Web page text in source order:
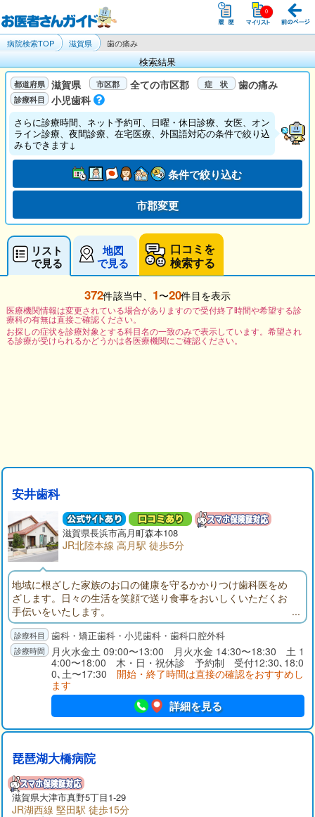
病院検索TOP 滋賀県 歯の痛み
検索結果
滋賀県 全ての市区郡
歯の痛み
小児歯科
さらに診療時間、ネット予約可、日曜・休日診療、女医、オン
ライン診療、夜間診療、在宅医療、外国語対応の条件で絞り込
みもできます↓
条件で絞り込む
市郡変更
リスト
で見る
地図
で見る
口コミを
検索する
372件該当中、 1〜20件目を表示
医療機関情報は変更されている場合がありますので受付終了時間や希望する診
療科の有無は直接ご確認ください。
お探しの症状を診療対象とする科目名の一致のみで表示しています。希望され
る診療が受けられるかどうかは各医療機関にご確認ください。
安井歯科
滋賀県長浜市高月町森本108
JR北陸本線 高月駅 徒歩5分
地域に根ざした家族のお口の健康を守るかかりつけ歯科医をめ
ざします。日々の生活を笑顔で送り食事をおいしくいただくお
手伝いをいたします。
歯科・矯正歯科・小児歯科・歯科口腔外科
月火水金土 09:00〜13:00 月火水金 14:30〜18:30 土 1
4:00〜18:00 木・日・祝休診 予約制 受付12:30､18:0
0､土〜17:30 開始・終了時間は直接の確認をおすすめし
ます
詳細を見る
琵琶湖大橋病院
滋賀県大津市真野5丁目1-29
JR湖西線 堅田駅 徒歩15分